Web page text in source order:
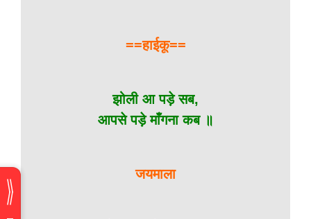
==हाईकू==
झोली आ पड़े सब,
आपसे पड़े माँगना कब ॥
जयमाला